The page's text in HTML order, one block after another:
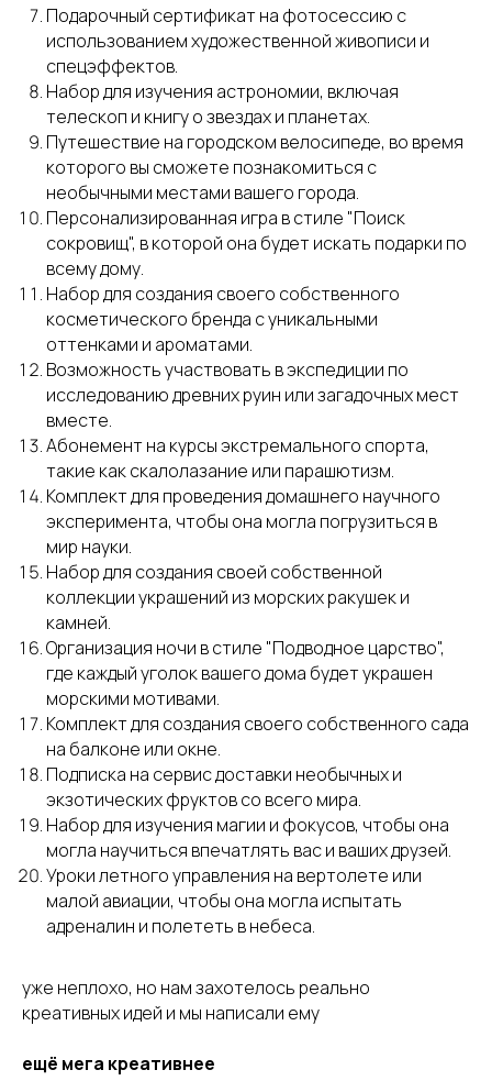
Подарочный сертификат на фотосессию с
использованием художественной живописи и
спецэффектов.
Набор для изучения астрономии, включая
телескоп и книгу о звездах и планетах.
Путешествие на городском велосипеде, во время
которого вы сможете познакомиться с
необычными местами вашего города.
Персонализированная игра в стиле "Поиск
сокровищ", в которой она будет искать подарки по
всему дому.
Набор для создания своего собственного
косметического бренда с уникальными
оттенками и ароматами.
Возможность участвовать в экспедиции по
исследованию древних руин или загадочных мест
вместе.
Абонемент на курсы экстремального спорта,
такие как скалолазание или парашютизм.
Комплект для проведения домашнего научного
эксперимента, чтобы она могла погрузиться в
мир науки.
Набор для создания своей собственной
коллекции украшений из морских ракушек и
камней.
Организация ночи в стиле "Подводное царство",
где каждый уголок вашего дома будет украшен
морскими мотивами.
Комплект для создания своего собственного сада
на балконе или окне.
Подписка на сервис доставки необычных и
экзотических фруктов со всего мира.
Набор для изучения магии и фокусов, чтобы она
могла научиться впечатлять вас и ваших друзей.
Уроки летного управления на вертолете или
малой авиации, чтобы она могла испытать
адреналин и полететь в небеса.
уже неплохо, но нам захотелось реально
креативных идей и мы написали ему
ещё мега креативнее